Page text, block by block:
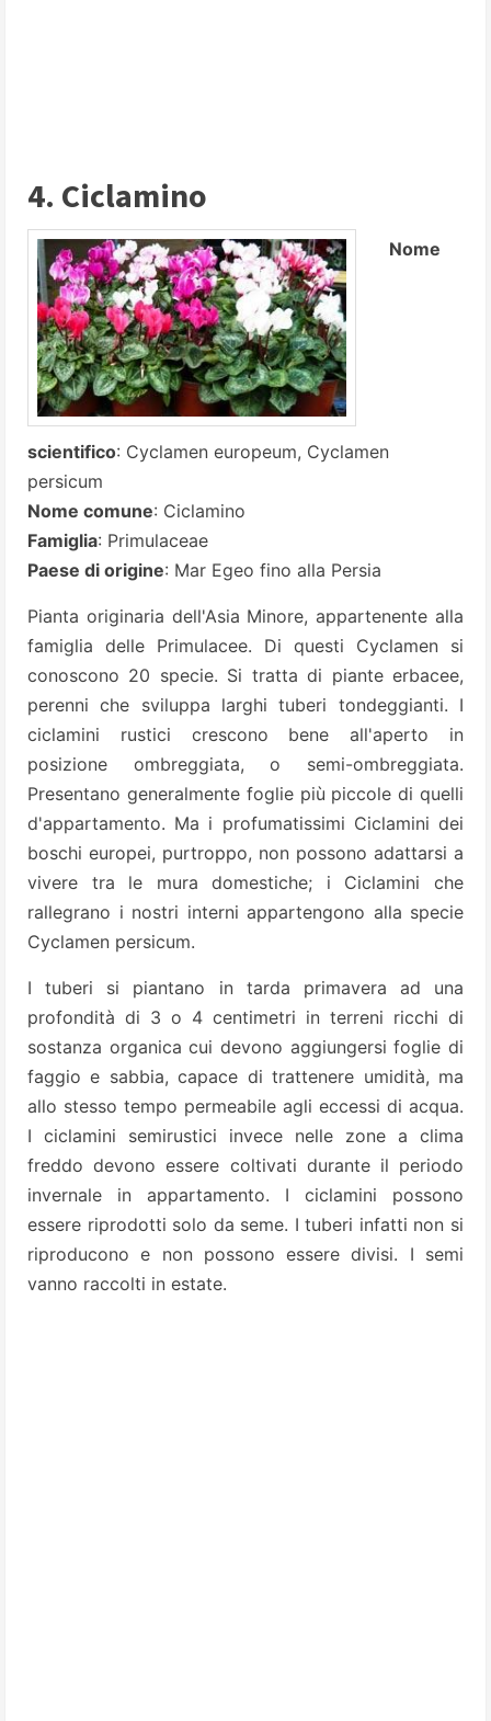
4. Ciclamino
Nome
scientifico: Cyclamen europeum, Cyclamen
persicum
Nome comune: Ciclamino
Famiglia: Primulaceae
Paese di origine: Mar Egeo fino alla Persia
Pianta originaria dell'Asia Minore, appartenente alla
famiglia delle Primulacee. Di questi Cyclamen si
conoscono 20 specie. Si tratta di piante erbacee,
perenni che sviluppa larghi tuberi tondeggianti. I
ciclamini rustici crescono bene all'aperto in
posizione ombreggiata, o semi-ombreggiata.
Presentano generalmente foglie più piccole di quelli
d'appartamento. Ma i profumatissimi Ciclamini dei
boschi europei, purtroppo, non possono adattarsi a
vivere tra le mura domestiche; i Ciclamini che
rallegrano i nostri interni appartengono alla specie
Cyclamen persicum.
I tuberi si piantano in tarda primavera ad una
profondità di 3 o 4 centimetri in terreni ricchi di
sostanza organica cui devono aggiungersi foglie di
faggio e sabbia, capace di trattenere umidità, ma
allo stesso tempo permeabile agli eccessi di acqua.
I ciclamini semirustici invece nelle zone a clima
freddo devono essere coltivati durante il periodo
invernale in appartamento. I ciclamini possono
essere riprodotti solo da seme. I tuberi infatti non si
riproducono e non possono essere divisi. I semi
vanno raccolti in estate.